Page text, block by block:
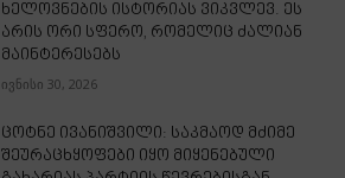
ხელოვნების ისტორიას ვიკვლევ. ეს
არის ორი სფერო, რომელიც ძალიან
მაინტერესებს
ივნისი 30, 2026
ცოტნე ივანიშვილი: საკმაოდ მძიმე
შეურაცხყოფები იყო მიყენებული